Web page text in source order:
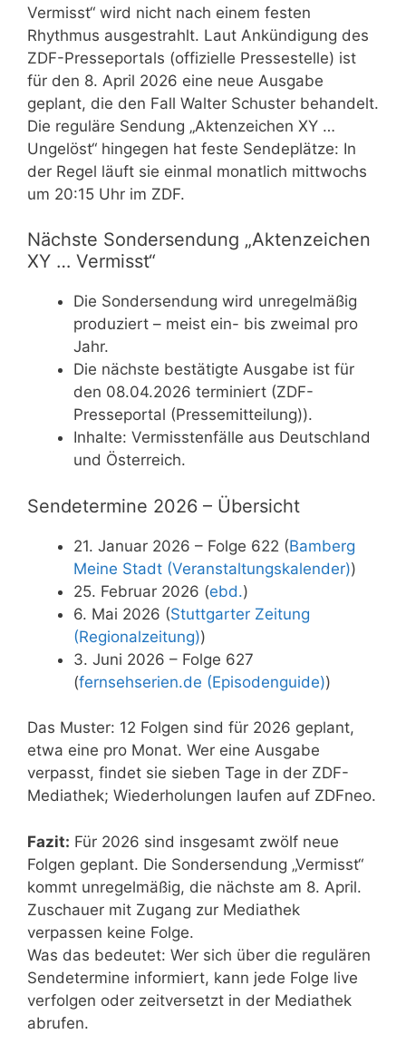
Vermisst“ wird nicht nach einem festen
Rhythmus ausgestrahlt. Laut Ankündigung des
ZDF-Presseportals (offizielle Pressestelle) ist
für den 8. April 2026 eine neue Ausgabe
geplant, die den Fall Walter Schuster behandelt.
Die reguläre Sendung „Aktenzeichen XY …
Ungelöst“ hingegen hat feste Sendeplätze: In
der Regel läuft sie einmal monatlich mittwochs
um 20:15 Uhr im ZDF.
Nächste Sondersendung „Aktenzeichen
XY … Vermisst“
Die Sondersendung wird unregelmäßig
produziert – meist ein- bis zweimal pro
Jahr.
Die nächste bestätigte Ausgabe ist für
den 08.04.2026 terminiert (ZDF-
Presseportal (Pressemitteilung)).
Inhalte: Vermisstenfälle aus Deutschland
und Österreich.
Sendetermine 2026 – Übersicht
21. Januar 2026 – Folge 622 (Bamberg
Meine Stadt (Veranstaltungskalender))
25. Februar 2026 (ebd.)
6. Mai 2026 (Stuttgarter Zeitung
(Regionalzeitung))
3. Juni 2026 – Folge 627
(fernsehserien.de (Episodenguide))
Das Muster: 12 Folgen sind für 2026 geplant,
etwa eine pro Monat. Wer eine Ausgabe
verpasst, findet sie sieben Tage in der ZDF-
Mediathek; Wiederholungen laufen auf ZDFneo.
Fazit: Für 2026 sind insgesamt zwölf neue
Folgen geplant. Die Sondersendung „Vermisst“
kommt unregelmäßig, die nächste am 8. April.
Zuschauer mit Zugang zur Mediathek
verpassen keine Folge.
Was das bedeutet: Wer sich über die regulären
Sendetermine informiert, kann jede Folge live
verfolgen oder zeitversetzt in der Mediathek
abrufen.